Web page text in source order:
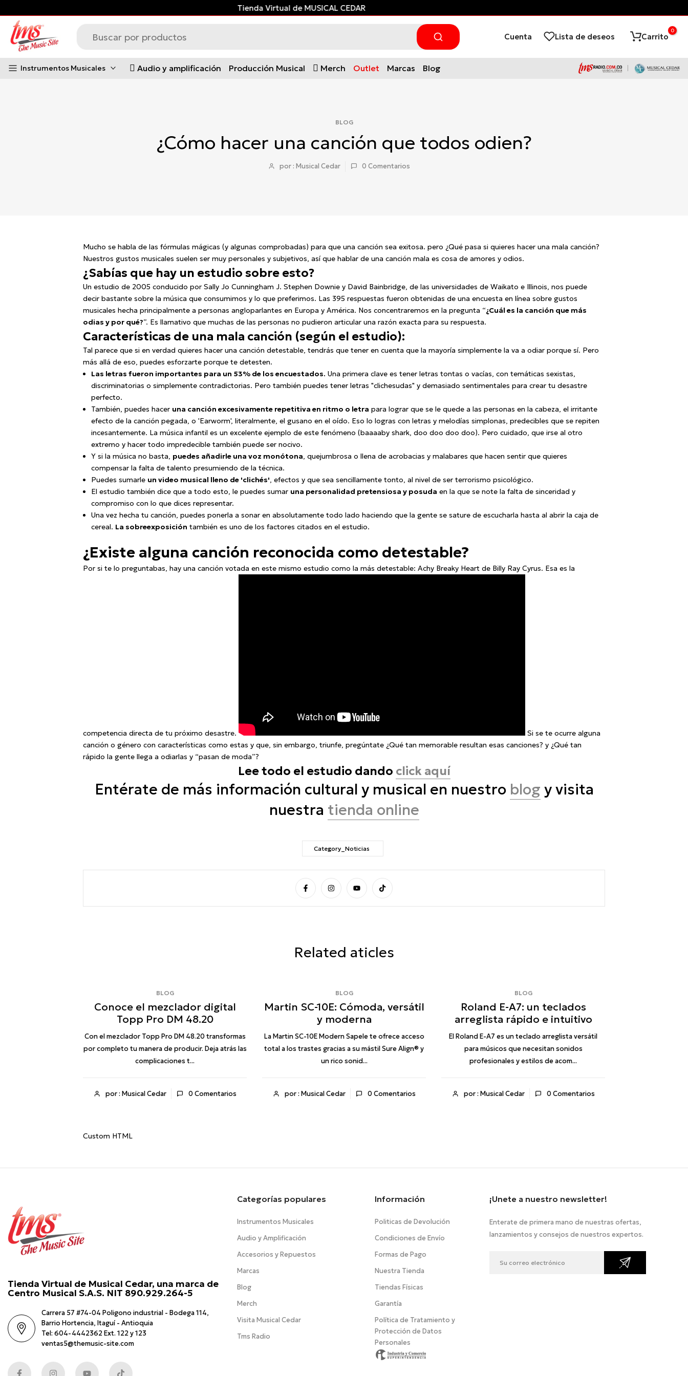
contenido
Tienda Virtual de MUSICAL CEDAR
Cuenta Lista de deseos Carrito
0
Instrumentos Musicales Audio y amplificación Producción Musical Merch Outlet Marcas Blog
BLOG
¿Cómo hacer una canción que todos odien?
por : Musical Cedar 0 Comentarios
Mucho se habla de las fórmulas mágicas (y algunas comprobadas) para que una canción sea exitosa. pero ¿Qué pasa si quieres hacer una mala canción?
Nuestros gustos musicales suelen ser muy personales y subjetivos, así que hablar de una canción mala es cosa de amores y odios.
¿Sabías que hay un estudio sobre esto?
Un estudio de 2005 conducido por Sally Jo Cunningham J. Stephen Downie y David Bainbridge, de las universidades de Waikato e Illinois, nos puede
decir bastante sobre la música que consumimos y lo que preferimos. Las 395 respuestas fueron obtenidas de una encuesta en línea sobre gustos
musicales hecha principalmente a personas angloparlantes en Europa y América. Nos concentraremos en la pregunta “¿Cuál es la canción que más
odias y por qué?”. Es llamativo que muchas de las personas no pudieron articular una razón exacta para su respuesta.
Características de una mala canción (según el estudio):
Tal parece que si en verdad quieres hacer una canción detestable, tendrás que tener en cuenta que la mayoría simplemente la va a odiar porque sí. Pero
más allá de eso, puedes esforzarte porque te detesten.
Las letras fueron importantes para un 53% de los encuestados. Una primera clave es tener letras tontas o vacías, con temáticas sexistas,
discriminatorias o simplemente contradictorias. Pero también puedes tener letras "clichesudas" y demasiado sentimentales para crear tu desastre
perfecto.
También, puedes hacer una canción excesivamente repetitiva en ritmo o letra para lograr que se le quede a las personas en la cabeza, el irritante
efecto de la canción pegada, o 'Earworm', literalmente, el gusano en el oído. Eso lo logras con letras y melodías simplonas, predecibles que se repiten
incesantemente. La música infantil es un excelente ejemplo de este fenómeno (baaaaby shark, doo doo doo doo). Pero cuidado, que irse al otro
extremo y hacer todo impredecible también puede ser nocivo.
Y si la música no basta, puedes añadirle una voz monótona, quejumbrosa o llena de acrobacias y malabares que hacen sentir que quieres
compensar la falta de talento presumiendo de la técnica.
Puedes sumarle un video musical lleno de 'clichés', efectos y que sea sencillamente tonto, al nivel de ser terrorismo psicológico.
El estudio también dice que a todo esto, le puedes sumar una personalidad pretensiosa y posuda en la que se note la falta de sinceridad y
compromiso con lo que dices representar.
Una vez hecha tu canción, puedes ponerla a sonar en absolutamente todo lado haciendo que la gente se sature de escucharla hasta al abrir la caja de
cereal. La sobreexposición también es uno de los factores citados en el estudio.
¿Existe alguna canción reconocida como detestable?
Por si te lo preguntabas, hay una canción votada en este mismo estudio como la más detestable: Achy Breaky Heart de Billy Ray Cyrus. Esa es la
competencia directa de tu próximo desastre.
Si se te ocurre alguna
canción o género con características como estas y que, sin embargo, triunfe, pregúntate ¿Qué tan memorable resultan esas canciones? y ¿Qué tan
rápido la gente llega a odiarlas y “pasan de moda”?
Lee todo el estudio dando click aquí
Entérate de más información cultural y musical en nuestro blog y visita
nuestra tienda online
Category_Noticias
Related aticles
BLOG
Conoce el mezclador digital
Topp Pro DM 48.20
Con el mezclador Topp Pro DM 48.20 transformas
por completo tu manera de producir. Deja atrás las
complicaciones t...
por : Musical Cedar 0Comentarios
BLOG
Martin SC-10E: Cómoda, versátil
y moderna
La Martin SC-10E Modern Sapele te ofrece acceso
total a los trastes gracias a su mástil Sure Align® y
un rico sonid...
por : Musical Cedar 0Comentarios
BLOG
Roland E-A7: un teclados
arreglista rápido e intuitivo
El Roland E-A7 es un teclado arreglista versátil
para músicos que necesitan sonidos
profesionales y estilos de acom...
por : Musical Cedar 0Comentarios
Custom HTML
Tienda Virtual de Musical Cedar, una marca de
Centro Musical S.A.S. NIT 890.929.264-5
Carrera 57 #74-04 Poligono industrial - Bodega 114,
Barrio Hortencia, Itaguí - Antioquia
Tel: 604-4442362 Ext. 122 y 123
ventas5@themusic-site.com
Categorías populares
Instrumentos Musicales
Audio y Amplificación
Accesorios y Repuestos
Marcas
Blog
Merch
Visita Musical Cedar
Tms Radio
Información
Politicas de Devolución
Condiciones de Envío
Formas de Pago
Nuestra Tienda
Tiendas Físicas
Garantía
Política de Tratamiento y
Protección de Datos
Personales
¡Unete a nuestro newsletter!
Enterate de primera mano de nuestras ofertas,
lanzamientos y consejos de nuestros expertos.